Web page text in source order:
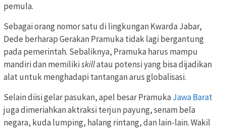
pemula.
Sebagai orang nomor satu di lingkungan Kwarda Jabar,
Dede berharap Gerakan Pramuka tidak lagi bergantung
pada pemerintah. Sebaliknya, Pramuka harus mampu
mandiri dan memilikiskillatau potensi yang bisa dijadikan
alat untuk menghadapi tantangan arus globalisasi.
Selain diisi gelar pasukan, apel besar PramukaJawa Barat
juga dimeriahkan aktraksi terjun payung, senam bela
negara, kuda lumping, halang rintang, dan lain-lain. Wakil